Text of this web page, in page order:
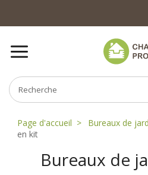
Page d'accueil Bureaux de
en kit
Bureaux de